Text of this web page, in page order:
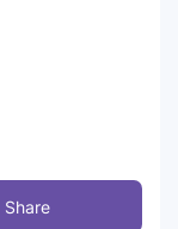
Share